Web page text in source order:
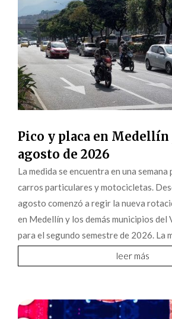
Pico y placa en Medellín
agosto de 2026
La medida se encuentra en una
carros particulares y motocicletas.
agosto comenzó a regir la nueva
en Medellín y los demás municipios del
para el segundo semestre de 2026. La
leer más